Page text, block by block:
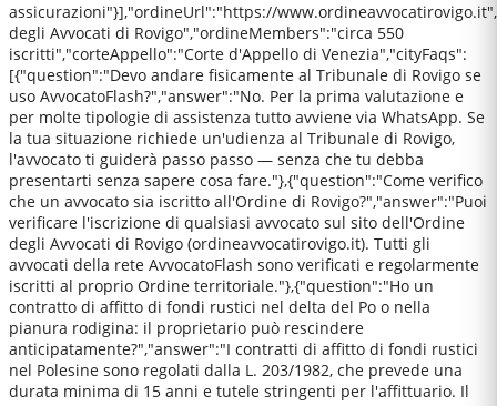
assicurazioni"}],"ordineUrl":"https://
degli Avvocati di Rovigo","ordineMembers":"circa 550
iscritti","corteAppello":"Corte d'Appello di Venezia","cityFaqs":
[{"question":"Devo andare fisicamente al Tribunale di Rovigo se
uso AvvocatoFlash?","answer":"No. Per la prima valutazione e
per molte tipologie di assistenza tutto avviene via WhatsApp. Se
la tua situazione richiede un'udienza al Tribunale di Rovigo,
l'avvocato ti guiderà passo passo — senza che tu debba
presentarti senza sapere cosa fare."},{"question":"Come verifico
che un avvocato sia iscritto all'Ordine di Rovigo?","answer":"Puoi
verificare l'iscrizione di qualsiasi avvocato sul sito dell'Ordine
degli Avvocati di Rovigo (ordineavvocatirovigo.it). Tutti gli
avvocati della rete AvvocatoFlash sono verificati e regolarmente
iscritti al proprio Ordine territoriale."},{"question":"Ho un
contratto di affitto di fondi rustici nel delta del Po o nella
pianura rodigina: il proprietario può rescindere
anticipatamente?","answer":"I contratti di affitto di fondi rustici
nel Polesine sono regolati dalla L. 203/1982, che prevede una
durata minima di 15 anni e tutele stringenti per l'affittuario. Il